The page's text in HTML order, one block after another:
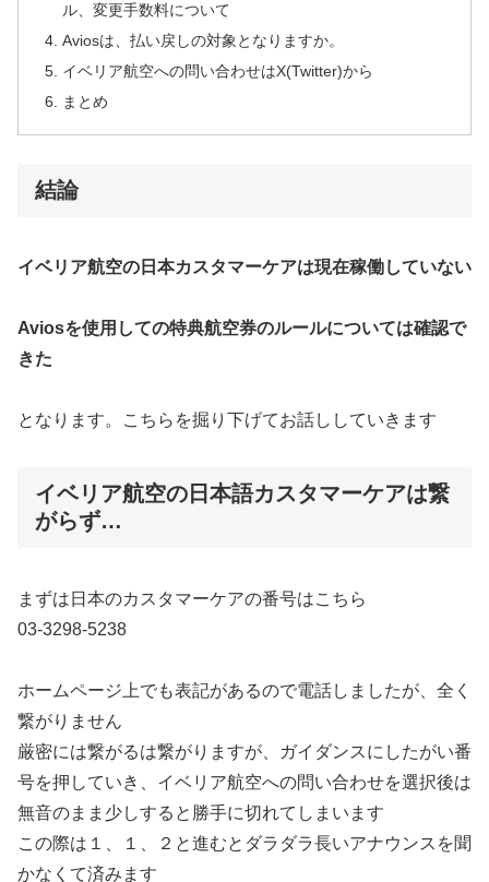
ル、変更手数料について
Aviosは、払い戻しの対象となりますか。
イベリア航空への問い合わせはX(Twitter)から
まとめ
結論
イベリア航空の日本カスタマーケアは現在稼働していない
Aviosを使用しての特典航空券のルールについては確認で
きた
となります。こちらを掘り下げてお話ししていきます
イベリア航空の日本語カスタマーケアは繋
がらず…
まずは日本のカスタマーケアの番号はこちら
03-3298-5238
ホームページ上でも表記があるので電話しましたが、全く
繋がりません
厳密には繋がるは繋がりますが、ガイダンスにしたがい番
号を押していき、イベリア航空への問い合わせを選択後は
無音のまま少しすると勝手に切れてしまいます
この際は１、１、２と進むとダラダラ長いアナウンスを聞
かなくて済みます